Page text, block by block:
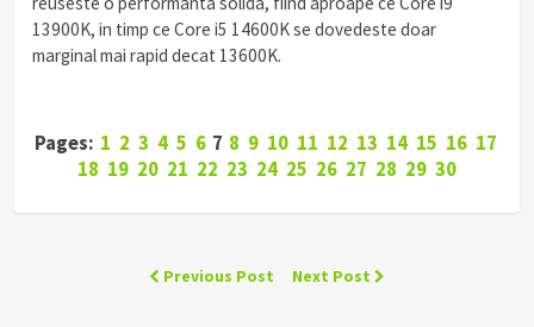
13900K, in timp ce Core i5 14600K se dovedeste doar
marginal mai rapid decat 13600K.
Pages: 1 2 3 4 5 6 7 8 9 10 11 12 13 14 15 16 17
18 19 20 21 22 23 24 25 26 27 28 29 30
Previous Post Next Post